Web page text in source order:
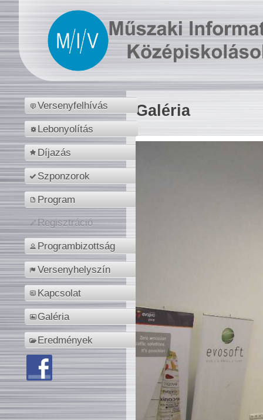
Versenyfelhívás
Lebonyolítás
Díjazás
Szponzorok
Program
Regisztráció
Programbizottság
Versenyhelyszín
Kapcsolat
Galéria
Eredmények
Galéria